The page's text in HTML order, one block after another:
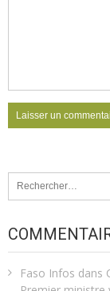
Faso Infos dans